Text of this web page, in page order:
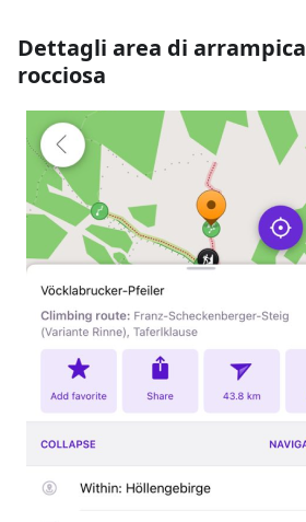
Dettagli area di
rocciosa